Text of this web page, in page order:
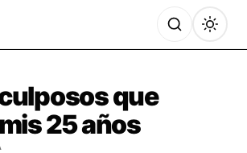
que
25 años